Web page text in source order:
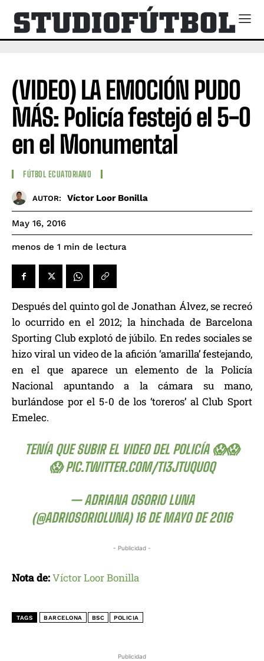
Publicidad
(VIDEO) LA EMOCIÓN PUDO
MÁS: Policía festejó el 5-0
en el Monumental
FÚTBOL ECUATORIANO
AUTOR: Víctor Loor Bonilla
May 16, 2016
menos de 1 min de lectura
Después del quinto gol de Jonathan Álvez, se recreó
lo ocurrido en el 2012; la hinchada de Barcelona
Sporting Club explotó de júbilo. En redes sociales se
hizo viral un video de la afición ‘amarilla’ festejando,
en el que aparece un elemento de la Policía
Nacional apuntando a la cámara su mano,
burlándose por el 5-0 de los ‘toreros’ al Club Sport
Emelec.
TENÍA QUE SUBIR EL VIDEO DEL POLICÍA 😱😱
😱PIC.TWITTER.COM/TI3JTUQUOQ
— ADRIANA OSORIO LUNA
(@ADRIOSORIOLUNA)16 DE MAYO DE 2016
- Publicidad -
Nota de:Víctor Loor Bonilla
TAGS BARCELONA BSC POLICIA